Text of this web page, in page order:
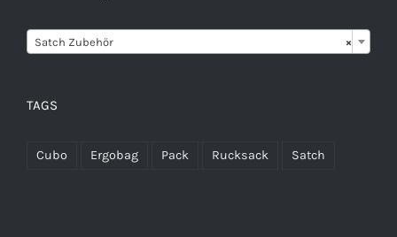
×
Satch Zubehör
TAGS
Cubo Ergobag Pack Rucksack Satch